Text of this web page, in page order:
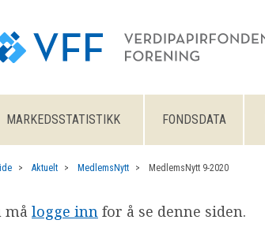
MARKEDSSTATISTIKK FONDSDATA
Aktuelt MedlemsNytt MedlemsNytt 9-2020
må logge inn for å se denne siden.